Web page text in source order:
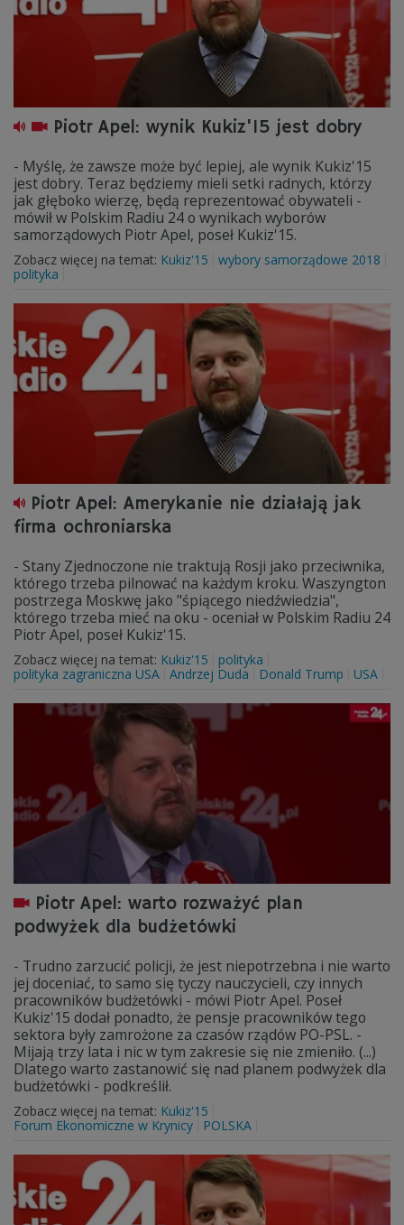
Piotr Apel: wynik Kukiz'15 jest dobry
- Myślę, że zawsze może być lepiej, ale wynik Kukiz'15
jest dobry. Teraz będziemy mieli setki radnych, którzy
jak głęboko wierzę, będą reprezentować obywateli -
mówił w Polskim Radiu 24 o wynikach wyborów
samorządowych Piotr Apel, poseł Kukiz'15.
Zobacz więcej na temat: Kukiz'15
wybory samorządowe 2018
polityka
Piotr Apel: Amerykanie nie działają jak
firma ochroniarska
- Stany Zjednoczone nie traktują Rosji jako przeciwnika,
którego trzeba pilnować na każdym kroku. Waszyngton
postrzega Moskwę jako "śpiącego niedźwiedzia",
którego trzeba mieć na oku - oceniał w Polskim Radiu 24
Piotr Apel, poseł Kukiz'15.
Zobacz więcej na temat: Kukiz'15
polityka
polityka zagraniczna USA Andrzej Duda Donald Trump USA
Piotr Apel: warto rozważyć plan
podwyżek dla budżetówki
- Trudno zarzucić policji, że jest niepotrzebna i nie warto
jej doceniać, to samo się tyczy nauczycieli, czy innych
pracowników budżetówki - mówi Piotr Apel. Poseł
Kukiz'15 dodał ponadto, że pensje pracowników tego
sektora były zamrożone za czasów rządów PO-PSL. -
Mijają trzy lata i nic w tym zakresie się nie zmieniło. (...)
Dlatego warto zastanowić się nad planem podwyżek dla
budżetówki - podkreślił.
Zobacz więcej na temat: Kukiz'15
Forum Ekonomiczne w Krynicy
POLSKA